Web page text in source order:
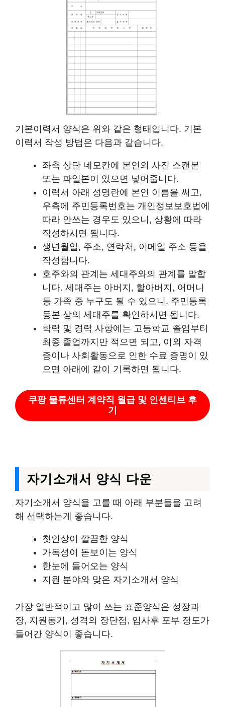
기본이력서 양식은 위와 같은 형태입니다. 기본
이력서 작성 방법은 다음과 같습니다.
좌측 상단 네모칸에 본인의 사진 스캔본
또는 파일본이 있으면 넣어줍니다.
이력서 아래 성명란에 본인 이름을 써고,
우측에 주민등록번호는 개인정보보호법에
따라 안쓰는 경우도 있으니, 상황에 따라
작성하시면 됩니다.
생년월일, 주소, 연락처, 이메일 주소 등을
작성합니다.
호주와의 관계는 세대주와의 관계를 말합
니다. 세대주는 아버지, 할아버지, 어머니
등 가족 중 누구도 될 수 있으니, 주민등록
등본 상의 세대주를 확인하시면 됩니다.
학력 및 경력 사항에는 고등학교 졸업부터
최종 졸업까지만 적으면 되고, 이외 자격
증이나 사회활동으로 인한 수료 증명이 있
으면 아래에 같이 기록하면 됩니다.
쿠팡 물류센터 계약직 월급 및 인센티브 후
기
자기소개서 양식 다운
자기소개서 양식을 고를 때 아래 부분들을 고려
해 선택하는게 좋습니다.
첫인상이 깔끔한 양식
가독성이 돋보이는 양식
한눈에 들어오는 양식
지원 분야와 맞은 자기소개서 양식
가장 일반적이고 많이 쓰는 표준양식은 성장과
장, 지원동기, 성격의 장단점, 입사후 포부 정도가
들어간 양식이 좋습니다.